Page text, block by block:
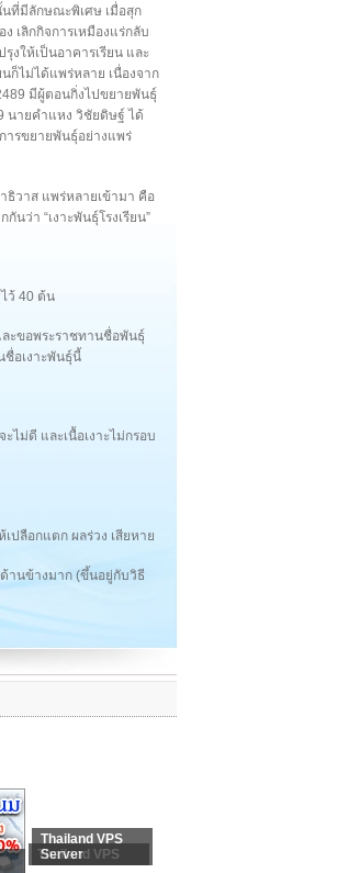
ที่มีลักษณะพิเศษ เมื่อสุก
เลิกกิจการเหมืองแร่กลับ
งให้เป็นอาคารเรียน และ
ก็ไม่ได้แพร่หลาย เนื่องจาก
มีผู้ตอนกิ่งไปขยายพันธุ์
นายคำแหง วิชัยดิษฐ์ ได้
ารขยายพันธุ์อย่างแพร่
ธิวาส แพร่หลายเข้ามา คือ
นว่า “เงาะพันธุ์โรงเรียน”
ว้ 40 ต้น
ละขอพระราชทานชื่อพันธุ์
ชื่อเงาะพันธุ์นี้
ไม่ดี และเนื้อเงาะไม่กรอบ
ปลือกแตก ผลร่วง เสียหาย
านข้างมาก (ขึ้นอยู่กับวิธี
Thailand VPS
Thailand VPS
Server